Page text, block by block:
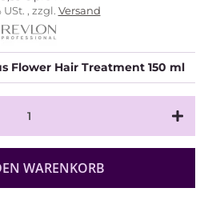
USt. , zzgl. Versand
Flower Hair Treatment 150 ml
WARENKORB